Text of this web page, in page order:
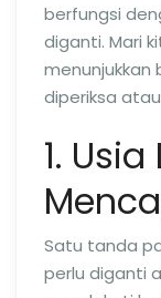
berfungsi
diganti. Mari
menunjukkan
diperiksa
1.
Satu tanda
perlu diganti